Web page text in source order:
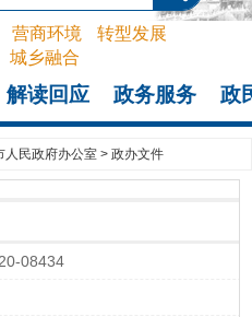
营商环境
转型发展
城乡融合
解读回应 政务服务 政
人民政府办公室 > 政办文件
08434